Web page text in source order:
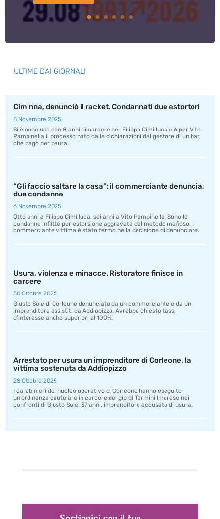
ULTIME DAI GIORNALI
Ciminna, denunciò il racket. Condannati due estortori
8 Novembre 2025
Si è concluso con 8 anni di carcere per Filippo Cimilluca e 6 per Vito
Pampinella il processo nato dalle dichiarazioni del gestore di un bar,
che pagò per paura.
“Gli faccio saltare la casa”: il commerciante denuncia,
due condanne
6 Novembre 2025
Otto anni a Filippo Cimilluca, sei anni a Vito Pampinella. Sono le
condanne inflitte per estorsione aggravata dal metodo mafioso. Il
commerciante vittima è stato fermo nella decisione di denunciare.
Usura, violenza e minacce. Ristoratore finisce in
carcere
30 Ottobre 2025
Giusto Sole di Corleone denunciato da un commerciante e da un
imprenditore assistiti da Addiopizzo. Avrebbe chiesto tassi
d’interesse anche superiori al 100%.
Arrestato per usura un imprenditore di Corleone, la
vittima sostenuta da Addiopizzo
28 Ottobre 2025
I carabinieri del nucleo operativo di Corleone hanno eseguito
un’ordinanza cautelare in carcere del gip di Termini Imerese nei
confronti di Giusto Sole, 37 anni, imprenditore accusato di usura.